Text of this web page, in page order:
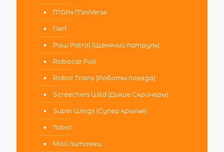
MGAs MiniVerse
Nerf
Paw Patrol (Щенячий патруль)
Robocar Poli
Robot Trains (Роботы поезда)
Screechers Wild (Дикие Скричеры)
Super Wings (Супер крылья)
Tobot
Мой питомец